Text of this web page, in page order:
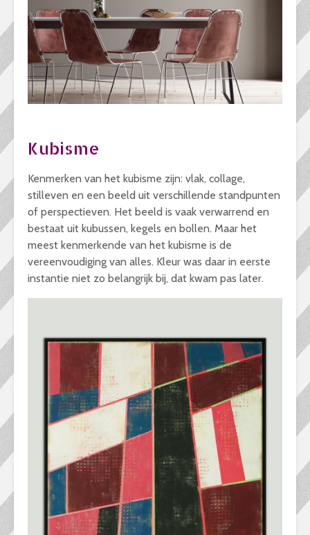
Kubisme
Kenmerken van het kubisme zijn: vlak, collage,
stilleven en een beeld uit verschillende standpunten
of perspectieven. Het beeld is vaak verwarrend en
bestaat uit kubussen, kegels en bollen. Maar het
meest kenmerkende van het kubisme is de
vereenvoudiging van alles. Kleur was daar in eerste
instantie niet zo belangrijk bij, dat kwam pas later.